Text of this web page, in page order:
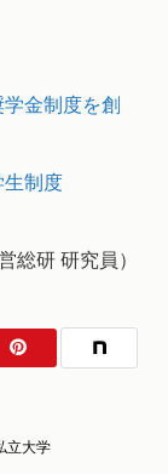
金制度を創
生制度
総研 研究員）
立大学